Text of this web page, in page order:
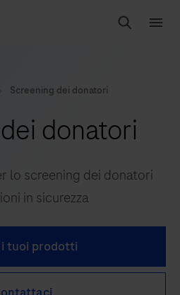
Search
Screening dei donatori
donatori
lo screening dei donatori
in sicurezza
tuoi prodotti